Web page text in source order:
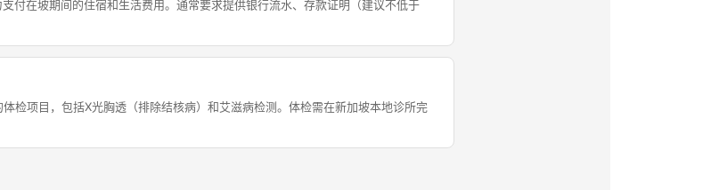
付在坡期间的住宿和生活费用。通常要求提供银行流水、存款证明（建议不低于
检项目，包括X光胸透（排除结核病）和艾滋病检测。体检需在新加坡本地诊所完